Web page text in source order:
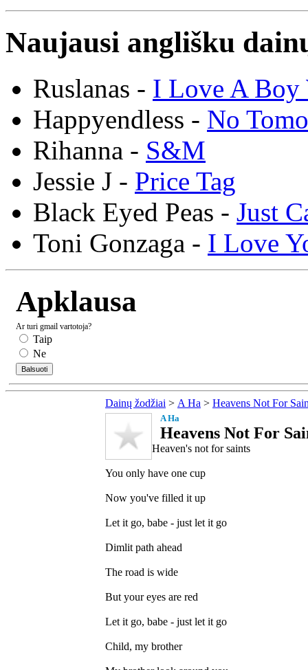
Naujausi anglišku
Ruslanas - I Love A Boy
Happyendless - No
Rihanna - S&M
Jessie J - Price Tag
Black Eyed Peas - Just
Toni Gonzaga - I Love
Apklausa
Ar turi gmail vartotoja?
Taip
Ne
Dainų žodžiai > A Ha > Heavens Not For
A Ha
Heavens Not For
Heaven's not for saints
You only have one cup
Now you've filled it up
Let it go, babe - just let it go
Dimlit path ahead
The road is wide
But your eyes are red
Let it go, babe - just let it go
Child, my brother